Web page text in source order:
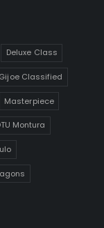
Deluxe Class
Gijoe Classified
Masterpiece
Montura